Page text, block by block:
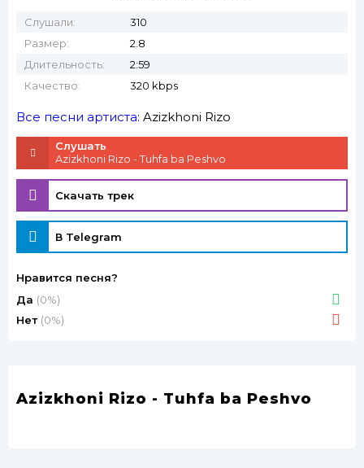
Слушали:
310
Размер:
2.8
Длительность:
2:59
Качество:
320 kbps
Все песни артиста: Azizkhoni Rizo
Слушать
Azizkhoni Rizo - Tuhfa ba Peshvo
Скачать трек
В Telegram
Нравится песня?
Да (0%)
Нет (0%)
Azizkhoni Rizo - Tuhfa ba Peshvo